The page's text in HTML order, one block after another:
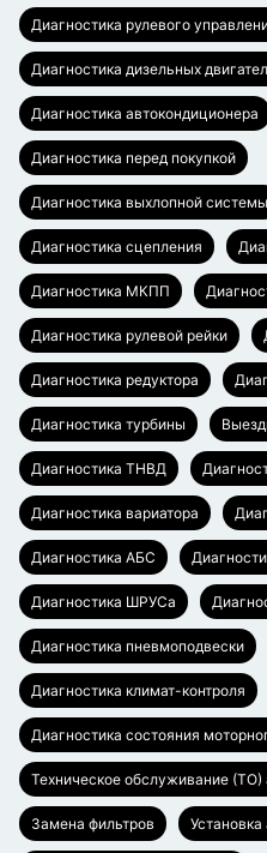
Диагностика рулевого
Диагностика дизельных
Диагностика автокондиционера
Диагностика перед покупкой
Диагностика выхлопной системы
Диагностика сцепления
Диагностика МКПП
Диагностика рулевой рейки
Диагностика редуктора
Диагностика турбины
Диагностика ТНВД
Диагностика вариатора
Диагностика АБС
Диагностика ШРУСа
Диагностика пневмоподвески
Диагностика климат-контроля
Диагностика состояния
Техническое обслуживание (ТО)
Замена фильтров